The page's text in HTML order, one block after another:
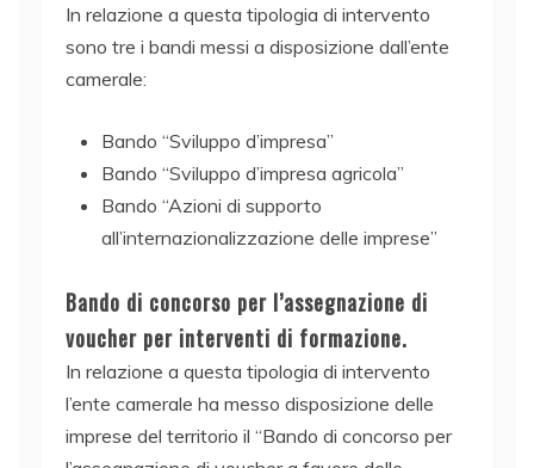
In relazione a questa tipologia di intervento
sono tre i bandi messi a disposizione dall’ente
camerale:
Bando “Sviluppo d’impresa”
Bando “Sviluppo d’impresa agricola”
Bando “Azioni di supporto
all’internazionalizzazione delle imprese”
Bando di concorso per l’assegnazione di
voucher per interventi di formazione.
In relazione a questa tipologia di intervento
l’ente camerale ha messo disposizione delle
imprese del territorio il “Bando di concorso per